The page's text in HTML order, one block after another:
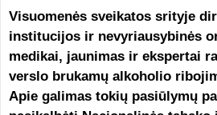
Visuomenės sveikatos srityje
institucijos ir nevyriausybinės
medikai, jaunimas ir ekspertai
verslo brukamų alkoholio
Apie galimas tokių pasiūlymų